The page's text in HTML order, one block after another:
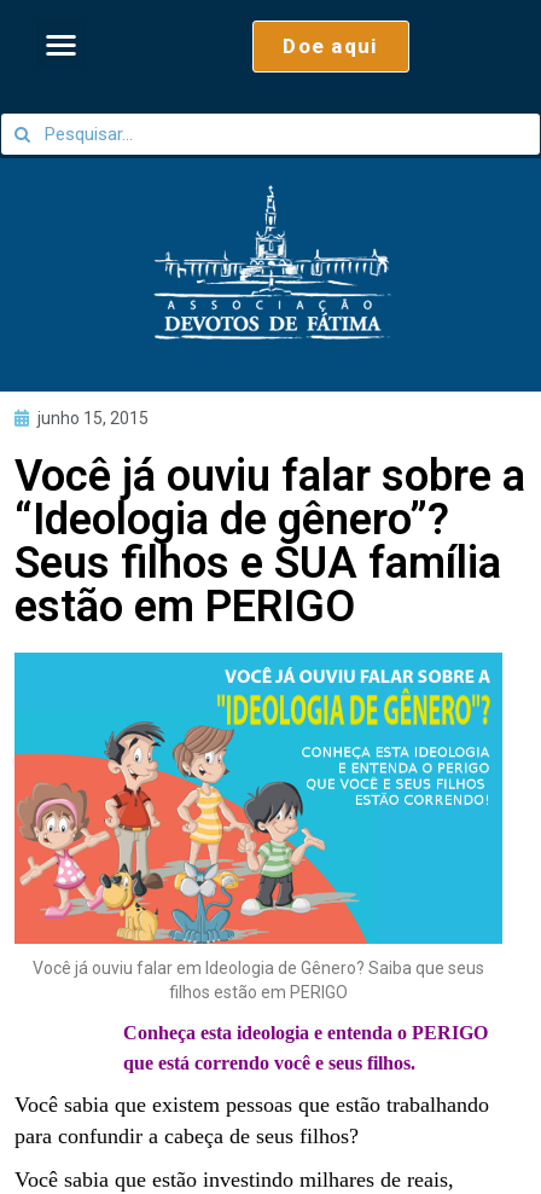
Doe aqui
junho 15, 2015
Você já ouviu falar sobre a
“Ideologia de gênero”?
Seus filhos e SUA família
estão em PERIGO
Você já ouviu falar em Ideologia de Gênero? Saiba que seus
filhos estão em PERIGO
Conheça esta ideologia e entenda o PERIGO
que está correndo você e seus filhos.
Você sabia que existem pessoas que estão trabalhando
para confundir a cabeça de seus filhos?
Você sabia que estão investindo milhares de reais,